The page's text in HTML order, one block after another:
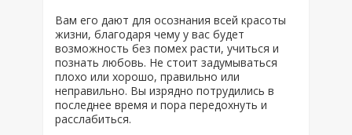
Вам его дают для осознания всей красоты
жизни, благодаря чему у вас будет
возможность без помех расти, учиться и
познать любовь. Не стоит задумываться
плохо или хорошо, правильно или
неправильно. Вы изрядно потрудились в
последнее время и пора передохнуть и
расслабиться.